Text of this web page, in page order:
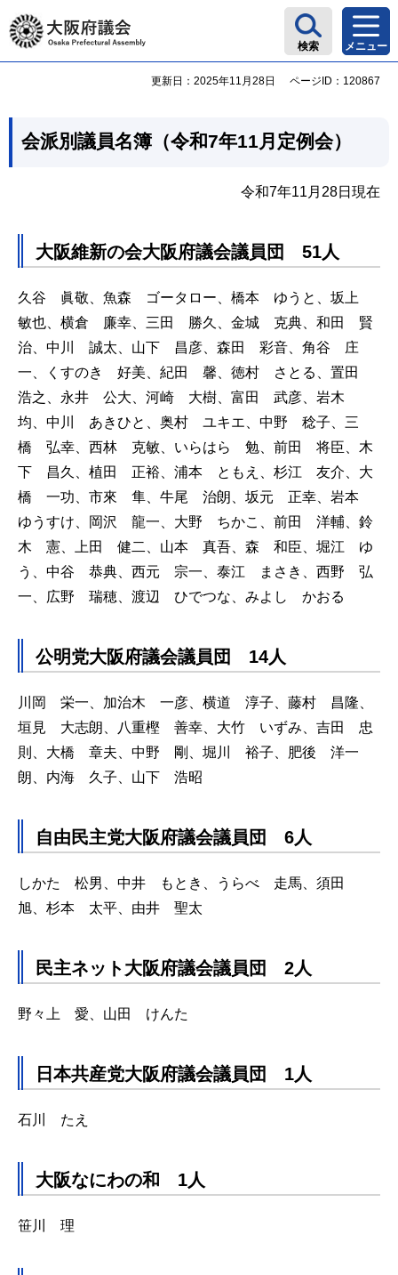
大阪府議会
検索 メニュー
更新日：2025年11月28日 ページID：120867
会派別議員名簿（令和7年11月定例会）
令和7年11月28日現在
大阪維新の会大阪府議会議員団 51人
久谷 眞敬、魚森 ゴータロー、橋本 ゆうと、坂上
敏也、横倉 廉幸、三田 勝久、金城 克典、和田 賢
治、中川 誠太、山下 昌彦、森田 彩音、角谷 庄
一、くすのき 好美、紀田 馨、徳村 さとる、置田
浩之、永井 公大、河崎 大樹、富田 武彦、岩木
均、中川 あきひと、奥村 ユキエ、中野 稔子、三
橋 弘幸、西林 克敏、いらはら 勉、前田 将臣、木
下 昌久、植田 正裕、浦本 ともえ、杉江 友介、大
橋 一功、市來 隼、牛尾 治朗、坂元 正幸、岩本
ゆうすけ、岡沢 龍一、大野 ちかこ、前田 洋輔、鈴
木 憲、上田 健二、山本 真吾、森 和臣、堀江 ゆ
う、中谷 恭典、西元 宗一、泰江 まさき、西野 弘
一、広野 瑞穂、渡辺 ひでつな、みよし かおる
公明党大阪府議会議員団 14人
川岡 栄一、加治木 一彦、横道 淳子、藤村 昌隆、
垣見 大志朗、八重樫 善幸、大竹 いずみ、吉田 忠
則、大橋 章夫、中野 剛、堀川 裕子、肥後 洋一
朗、内海 久子、山下 浩昭
自由民主党大阪府議会議員団 6人
しかた 松男、中井 もとき、うらべ 走馬、須田
旭、杉本 太平、由井 聖太
民主ネット大阪府議会議員団 2人
野々上 愛、山田 けんた
日本共産党大阪府議会議員団 1人
石川 たえ
大阪なにわの和 1人
笹川 理